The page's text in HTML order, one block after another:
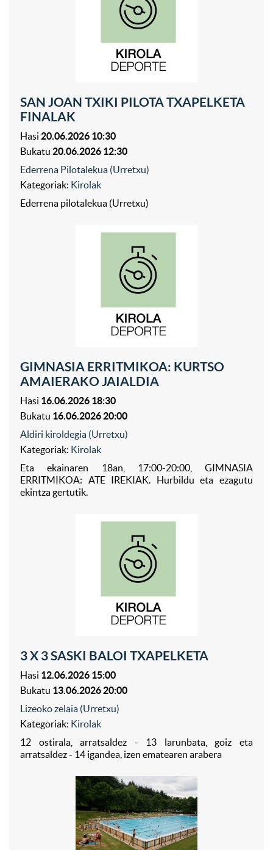
SAN JOAN TXIKI PILOTA TXAPELKETA
FINALAK
Hasi 20.06.2026 10:30
Bukatu 20.06.2026 12:30
Ederrena Pilotalekua (Urretxu)
Kategoriak: Kirolak
Ederrena pilotalekua (Urretxu)
GIMNASIA ERRITMIKOA: KURTSO
AMAIERAKO JAIALDIA
Hasi 16.06.2026 18:30
Bukatu 16.06.2026 20:00
Aldiri kiroldegia (Urretxu)
Kategoriak: Kirolak
Eta ekainaren 18an, 17:00-20:00, GIMNASIA
ERRITMIKOA: ATE IREKIAK. Hurbildu eta ezagutu
ekintza gertutik.
3 X 3 SASKI BALOI TXAPELKETA
Hasi 12.06.2026 15:00
Bukatu 13.06.2026 20:00
Lizeoko zelaia (Urretxu)
Kategoriak: Kirolak
12 ostirala, arratsaldez - 13 larunbata, goiz eta
arratsaldez - 14 igandea, izen ematearen arabera